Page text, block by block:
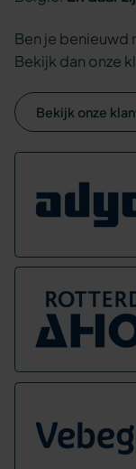
Ben je benieuwd
Bekijk dan onze
Bekijk onze